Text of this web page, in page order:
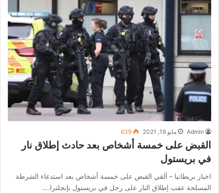
Admin مايو 19, 2021 639
القبض على خمسة أشخاص بعد حادث إطلاق نار
في بريستول
اخبار بريطانيا – ألقي القبض على خمسة أشخاص بعد استدعاء الشرطة
المسلحة عقب إطلاق النار على رجل في بريستول بإنجلترا.…